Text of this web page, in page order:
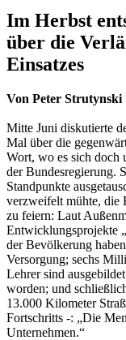
Im Herbst
über die
Einsatzes
Von Peter Strutynski
Mitte Juni diskutierte
Mal über die
Wort, wo es sich doch
der Bundesregierung.
Standpunkte
verzweifelt mühte, die
zu feiern: Laut
Entwicklungsprojekte
der Bevölkerung
Versorgung; sechs
Lehrer sind
worden; und
13.000 Kilometer
Fortschritts -: „Die
Unternehmen.“